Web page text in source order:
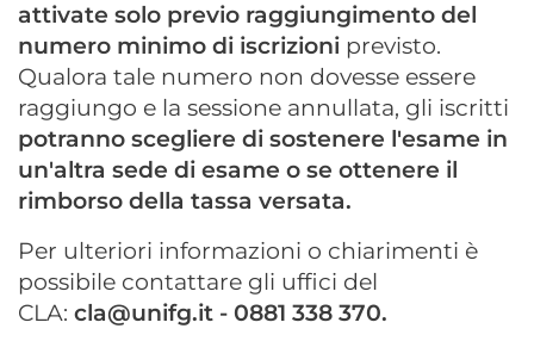
attivate solo previo raggiungimento del
numero minimo di iscrizioni previsto.
Qualora tale numero non dovesse essere
raggiungo e la sessione annullata, gli iscritti
potranno scegliere di sostenere l'esame in
un'altra sede di esame o se ottenere il
rimborso della tassa versata.
Per ulteriori informazioni o chiarimenti è
possibile contattare gli uffici del
CLA: cla@unifg.it - 0881 338 370.